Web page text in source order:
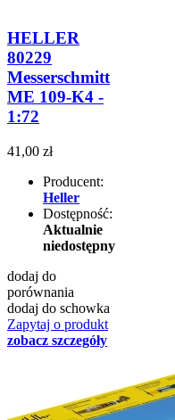
HELLER
80229
Messerschmitt
ME 109-K4 -
1:72
41,00 zł
Producent:
Heller
Dostępność:
Aktualnie
niedostępny
dodaj do
porównania
dodaj do schowka
Zapytaj o produkt
zobacz szczegóły